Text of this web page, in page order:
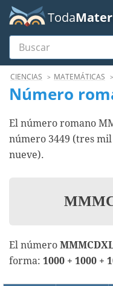
Toda
Buscar
MenúCIENCIAS MATEMÁTICAS
Número
El número romano
número 3449 (tres
nueve).
El número
forma: 1000 + 1000 +